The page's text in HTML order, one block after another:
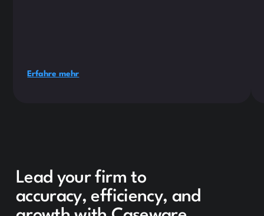
Erfahre mehr
Lead your firm to
accuracy, efficiency, and